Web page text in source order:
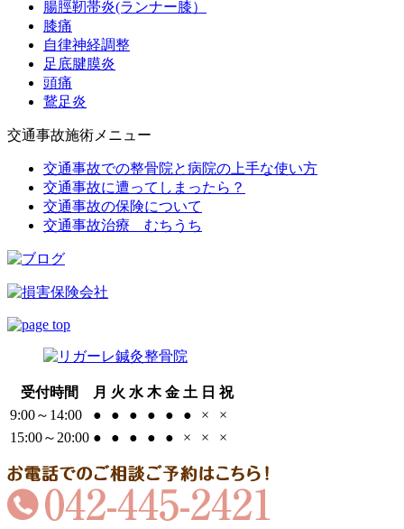
腸脛靭帯炎(ランナー膝）
膝痛
自律神経調整
足底腱膜炎
頭痛
鵞足炎
交通事故施術メニュー
交通事故での整骨院と病院の上手な使い方
交通事故に遭ってしまったら？
交通事故の保険について
交通事故治療 むちうち
受付時間 月 火 水 木 金 土 日 祝
9:00～14:00
● ● ● ● ● ● ×
×
15:00～20:00 ● ● ● ● ● × × ×